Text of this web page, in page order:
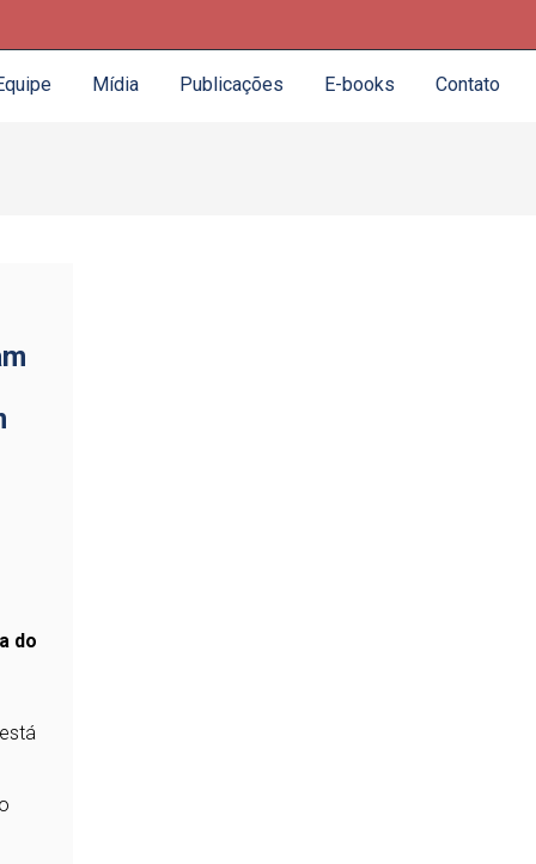
Mídia Publicações E-books Contato
do